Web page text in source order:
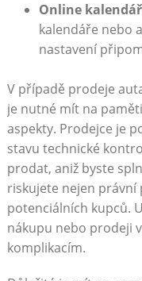
Online
kalendáře nebo
nastavení
V případě prodeje
je nutné mít na
aspekty. Prodejce je
stavu technické
prodat, aniž byste
riskujete nejen právní
potenciálních kupců.
nákupu nebo prodeji
komplikacím.